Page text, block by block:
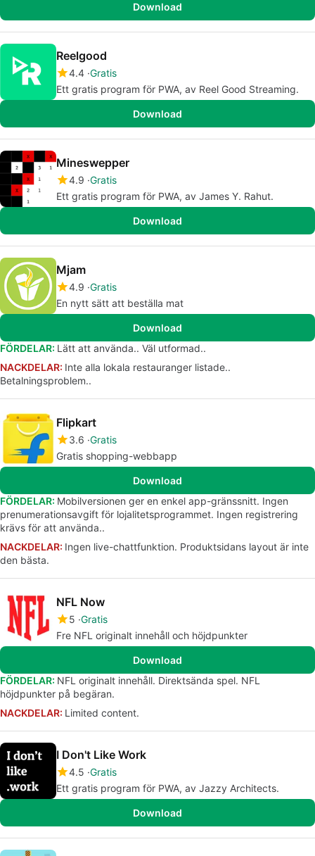
Download
Reelgood
4.4 Gratis
Ett gratis program för PWA, av Reel Good Streaming.
Download
Mineswepper
4.9 Gratis
Ett gratis program för PWA, av James Y. Rahut.
Download
Mjam
4.9 Gratis
En nytt sätt att beställa mat
Download
FÖRDELAR: Lätt att använda.. Väl utformad..
NACKDELAR: Inte alla lokala restauranger listade..
Betalningsproblem..
Flipkart
3.6 Gratis
Gratis shopping-webbapp
Download
FÖRDELAR: Mobilversionen ger en enkel app-gränssnitt. Ingen
prenumerationsavgift för lojalitetsprogrammet. Ingen registrering
krävs för att använda..
NACKDELAR: Ingen live-chattfunktion. Produktsidans layout är inte
den bästa.
NFL Now
5 Gratis
Fre NFL originalt innehåll och höjdpunkter
Download
FÖRDELAR: NFL originalt innehåll. Direktsända spel. NFL
höjdpunkter på begäran.
NACKDELAR: Limited content.
I Don't Like Work
4.5 Gratis
Ett gratis program för PWA, av Jazzy Architects.
Download